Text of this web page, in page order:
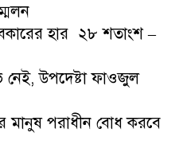
হার ২৮ শতাংশ –
নেই, উপদেষ্টা ফাওজুল
মানুষ পরাধীন বোধ করবে